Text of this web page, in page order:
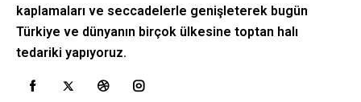
kaplamaları ve seccadelerle genişleterek bugün
Türkiye ve dünyanın birçok ülkesine toptan halı
tedariki yapıyoruz.